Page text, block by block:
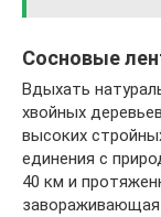
Сосновые
Вдыхать
хвойных
высоких
единения с
40 км и